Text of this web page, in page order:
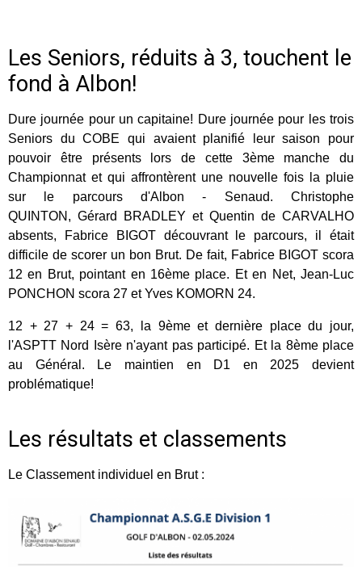
Les Seniors, réduits à 3, touchent le
fond à Albon!
Dure journée pour un capitaine! Dure journée pour les trois
Seniors du COBE qui avaient planifié leur saison pour
pouvoir être présents lors de cette 3ème manche du
Championnat et qui affrontèrent une nouvelle fois la pluie
sur le parcours d'Albon - Senaud. Christophe
QUINTON, Gérard BRADLEY et Quentin de CARVALHO
absents, Fabrice BIGOT découvrant le parcours, il était
difficile de scorer un bon Brut. De fait, Fabrice BIGOT scora
12 en Brut, pointant en 16ème place. Et en Net, Jean-Luc
PONCHON scora 27 et Yves KOMORN 24.
12 + 27 + 24 = 63, la 9ème et dernière place du jour,
l'ASPTT Nord Isère n'ayant pas participé. Et la 8ème place
au Général. Le maintien en D1 en 2025 devient
problématique!
Les résultats et classements
Le Classement individuel en Brut :